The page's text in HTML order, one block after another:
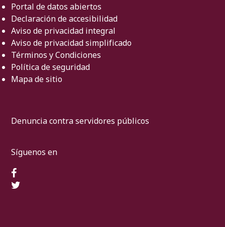
Portal de datos abiertos
Declaración de accesibilidad
Aviso de privacidad integral
Aviso de privacidad simplificado
Términos y Condiciones
Política de seguridad
Mapa de sitio
Denuncia contra servidores públicos
Síguenos en